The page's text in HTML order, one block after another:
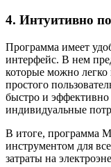
4. Интуитивно
Программа имеет
интерфейс. В нем
которые можно
простого
быстро и
индивидуальные
В итоге, программа
инструментом для
затраты на